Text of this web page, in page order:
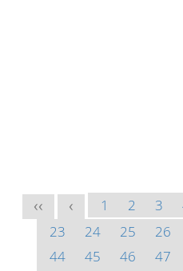
<< < 1 2 3
23
24 25 26
44
45 46 47